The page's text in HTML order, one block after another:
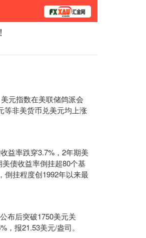
元指数在美联储鸽派会
等非美货币兑美元均上涨
益率跌穿3.7%，2年期美
债收益率倒挂超80个基
倒挂程度创1992年以来最
布后突破1750美元关
报21.53美元/盎司。